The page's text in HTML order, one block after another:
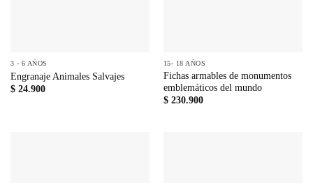
3 - 6 AÑOS
Engranaje Animales Salvajes
$24.900
15- 18 AÑOS
Fichas armables de monumentos
emblemáticos del mundo
$230.900